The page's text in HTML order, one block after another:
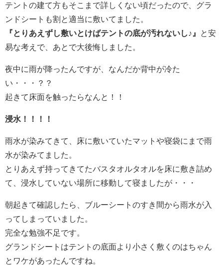
テントの建て方もそこまで詳しくない頃だったので、グラ
ンドシートも割と適当に敷いてました。
『とりあえずし敷いとけばテントの底が汚れないし♪』
と安
易な考えで、あとで大後悔しました。
夜中に雨が降ったんですが、なんだか背中が冷た
い・・・？？
起きて床面を触ったらなんと！！
浸水！！！！
雨水が染みてきて、床に敷いていたマットや寝袋にまで雨
水が染みてました。
とりあえず持ってきてたバスタオルタオルを床に敷き詰め
て、浸水していない場所に移動して寝ましたが・・・
朝起きて確認したら、ブルーシートのすき間から雨水が入
ってしまっていました。
完全な勉強不足です。
グランドシートはテントの底面より小さく敷くのはちゃん
とワケがあったんですね。